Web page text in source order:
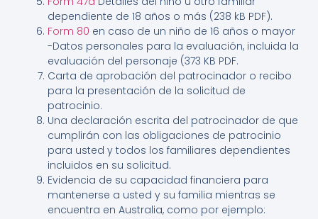
dependiente de 18 años o más (238 kB PDF).
Form 80 en caso de un niño de 16 años o mayor
-Datos personales para la evaluación, incluida la
evaluación del personaje (373 KB PDF.
Carta de aprobación del patrocinador o recibo
para la presentación de la solicitud de
patrocinio.
Una declaración escrita del patrocinador de que
cumplirán con las obligaciones de patrocinio
para usted y todos los familiares dependientes
incluidos en su solicitud.
Evidencia de su capacidad financiera para
mantenerse a usted y su familia mientras se
encuentra en Australia, como por ejemplo: